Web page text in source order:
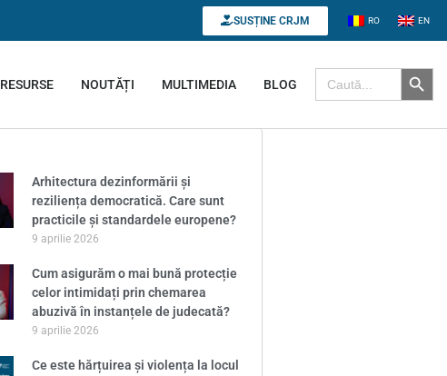
SUSȚINE CRJM RO EN
RESURSE NOUTĂȚI MULTIMEDIA BLOG
Search for: Search
Arhitectura dezinformării și
reziliența democratică. Care sunt
practicile și standardele europene?
9 aprilie 2026
Cum asigurăm o mai bună protecție
celor intimidați prin chemarea
abuzivă în instanțele de judecată?
9 aprilie 2026
Ce este hărțuirea și violența la locul